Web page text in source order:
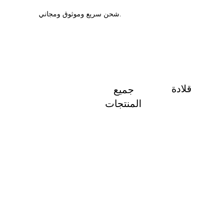
شحن سريع وموثوق ومجاني.
جميع
المنتجات
قلادة